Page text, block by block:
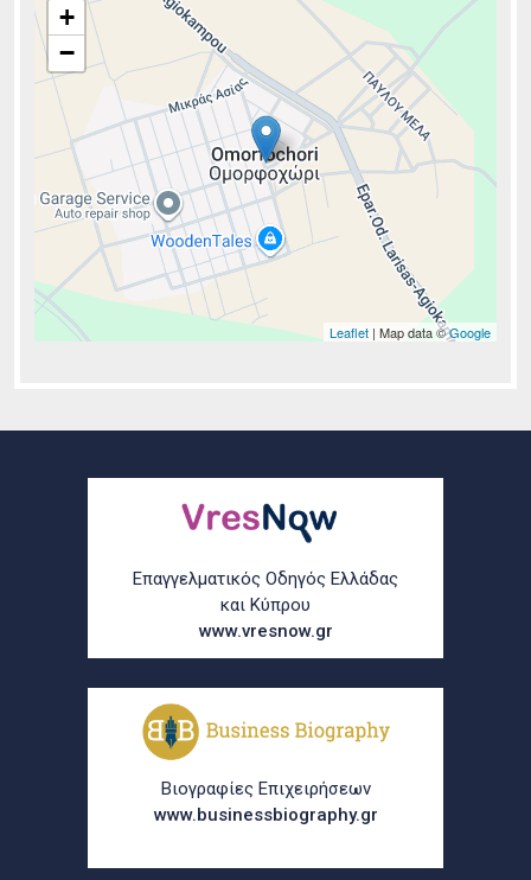
+
−
Leaflet | Map data ©Google
Επαγγελματικός Οδηγός Ελλάδας
και Κύπρου
www.vresnow.gr
Βιογραφίες Επιχειρήσεων
www.businessbiography.gr